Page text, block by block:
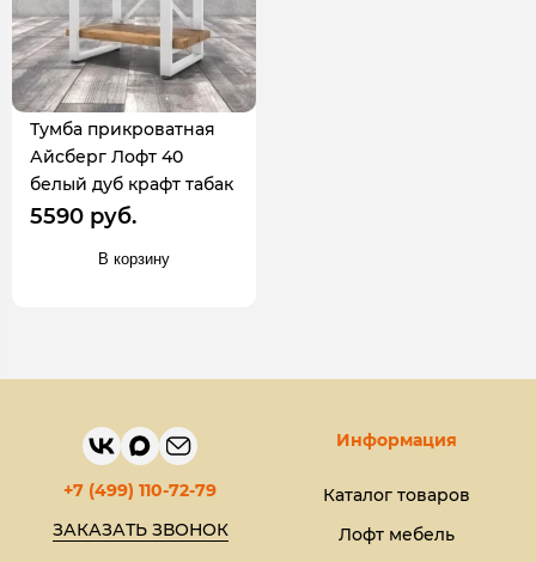
Тумба прикроватная
Айсберг Лофт 40
белый дуб крафт табак
5590 руб.
В корзину
+7 (499) 110-72-79
ЗАКАЗАТЬ ЗВОНОК
Информация
Каталог товаров
Лофт мебель